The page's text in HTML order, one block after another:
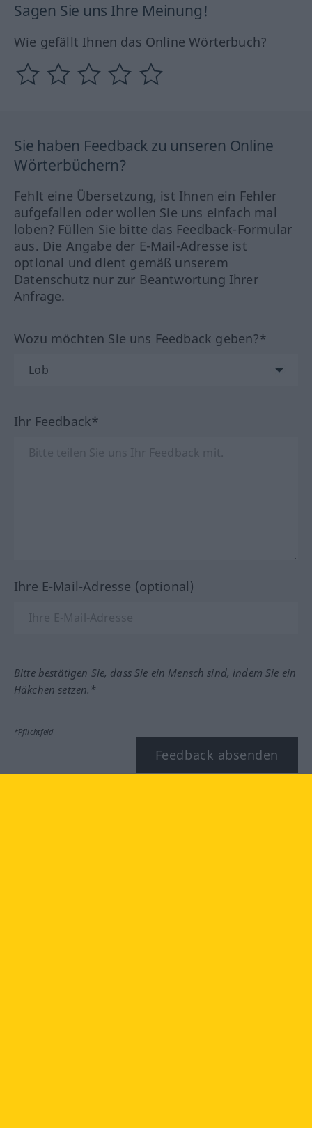
Sagen Sie uns Ihre Meinung!
Wie gefällt Ihnen das Online Wörterbuch?
Sie haben Feedback zu unseren Online
Wörterbüchern?
Fehlt eine Übersetzung, ist Ihnen ein Fehler
aufgefallen oder wollen Sie uns einfach mal
loben? Füllen Sie bitte das Feedback-Formular
aus. Die Angabe der E-Mail-Adresse ist
optional und dient gemäß unserem
Datenschutz nur zur Beantwortung Ihrer
Anfrage.
Wozu möchten Sie uns Feedback geben?*
Ihr Feedback*
Ihre E-Mail-Adresse (optional)
Bitte bestätigen Sie, dass Sie ein Mensch sind, indem Sie ein
Häkchen setzen.*
*Pflichtfeld
Feedback absenden